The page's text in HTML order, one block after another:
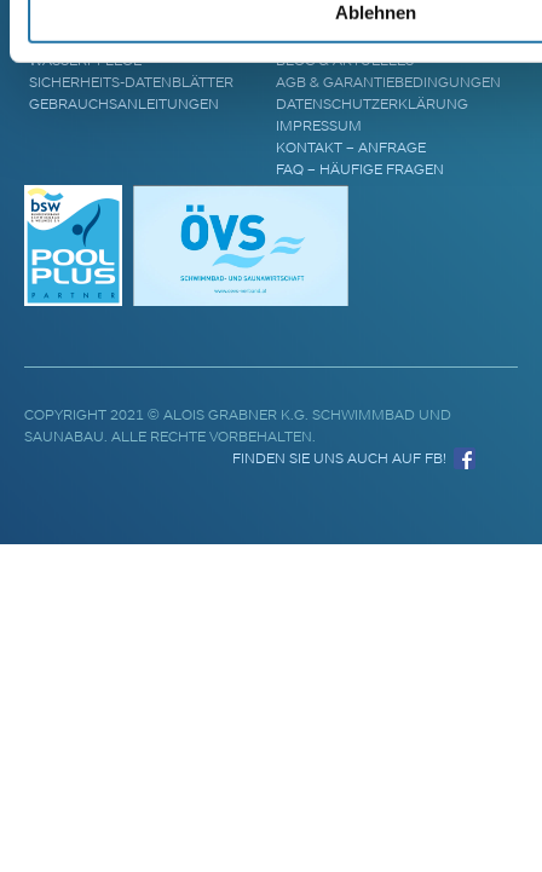
Ablehnen
POOL UPGRADES
WASSERPFLEGE
SICHERHEITS-DATENBLÄTTER
GEBRAUCHSANLEITUNGEN
ZUKUNFT
STANDORTE
BLOG & AKTUELLES
AGB & GARANTIEBEDINGUNGEN
DATENSCHUTZERKLÄRUNG
IMPRESSUM
KONTAKT – ANFRAGE
FAQ – HÄUFIGE FRAGEN
COPYRIGHT 2021 © ALOIS GRABNER K.G. SCHWIMMBAD UND
SAUNABAU. ALLE RECHTE VORBEHALTEN.
FINDEN SIE UNS AUCH AUF FB!